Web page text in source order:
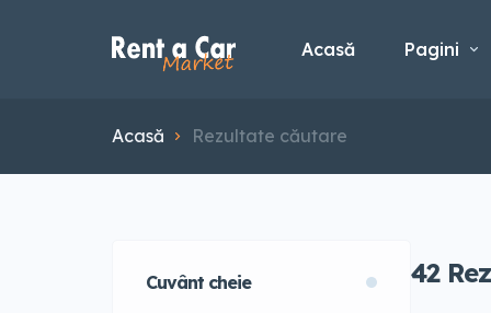
Acasă Pagini
Acasă Rezultate căutare
Cuvânt cheie 42